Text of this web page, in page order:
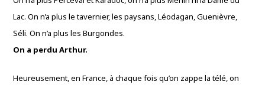
Lac. On n’a plus le tavernier, les paysans, Léodagan, Guenièvre,
Séli. On n’a plus les Burgondes.
On a perdu Arthur.
Heureusement, en France, à chaque fois qu’on zappe la télé, on